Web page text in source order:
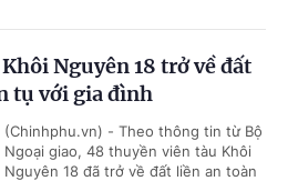
Nguyên 18 trở về đất
tụ với gia đình
(Chinhphu.vn) - Theo thông tin từ Bộ
Ngoại giao, 48 thuyền viên tàu Khôi
Nguyên 18 đã trở về đất liền an toàn